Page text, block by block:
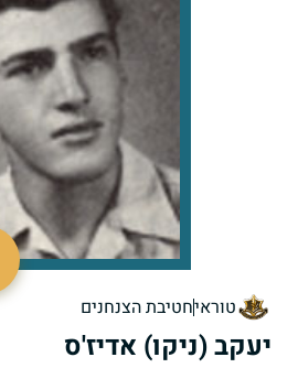
טוראיחטיבת הצנחנים
יעקב (ניקו) אדיז'ס